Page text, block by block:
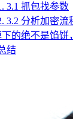
3.1 抓包找参数
3.2 分析加密流
的绝不是馅饼
结